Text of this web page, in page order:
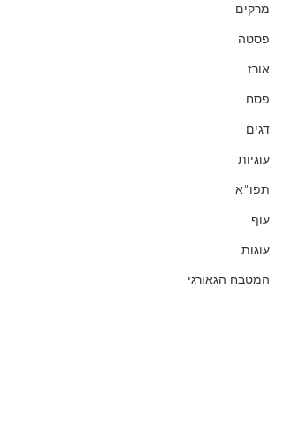
מרקים
פסטה
אורז
פסח
דגים
עוגיות
תפו"א
עוף
עוגות
המטבח הגאורגי